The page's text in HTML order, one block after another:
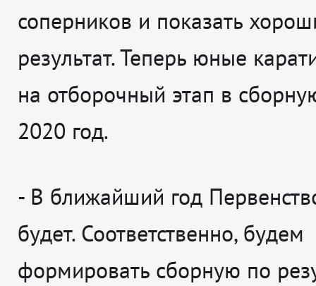
соперников и показать
результат. Теперь юные
на отборочный этап в
2020 год.
- В ближайший год
будет. Соответственно, будем
формировать сборную по